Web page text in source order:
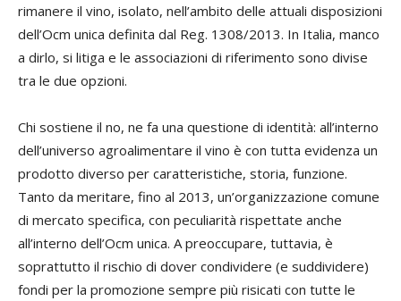
rimanere il vino, isolato, nell’ambito delle attuali disposizioni
dell’Ocm unica definita dal Reg. 1308/2013. In Italia, manco
a dirlo, si litiga e le associazioni di riferimento sono divise
tra le due opzioni.
Chi sostiene il no, ne fa una questione di identità: all’interno
dell’universo agroalimentare il vino è con tutta evidenza un
prodotto diverso per caratteristiche, storia, funzione.
Tanto da meritare, fino al 2013, un’organizzazione comune
di mercato specifica, con peculiarità rispettate anche
all’interno dell’Ocm unica. A preoccupare, tuttavia, è
soprattutto il rischio di dover condividere (e suddividere)
fondi per la promozione sempre più risicati con tutte le